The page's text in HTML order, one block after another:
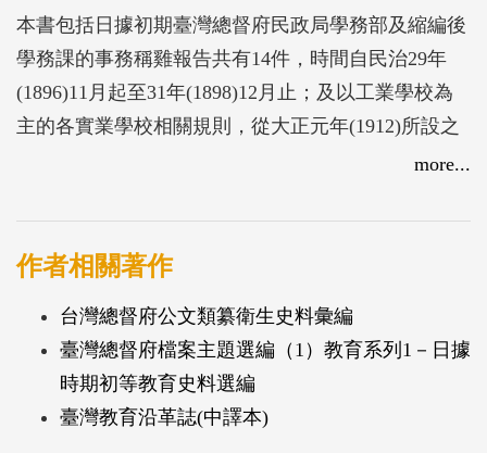
本書包括日據初期臺灣總督府民政局學務部及縮編後
學務課的事務稱雞報告共有14件，時間自民治29年
(1896)11月起至31年(1898)12月止；及以工業學校為
主的各實業學校相關規則，從大正元年(1912)所設之
工業講習所至高等商業學校、農林專門學校、高等農
日式公學校教育體制、及實業學校教育內容一清楚脈
絡可尋。
more...
作者相關著作
台灣總督府公文類纂衛生史料彙編
臺灣總督府檔案主題選編（1）教育系列1－日據
時期初等教育史料選編
臺灣教育沿革誌(中譯本)